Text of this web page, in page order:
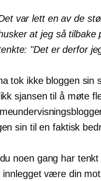
var lett en av de
at jeg så tilbake
"Det er derfor
tok ikke bloggen
sjansen til å møte
sin til en faktisk
noen gang har
innlegget være din